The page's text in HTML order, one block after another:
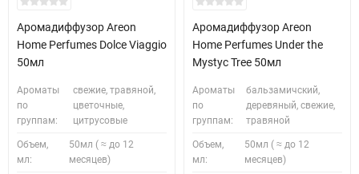
Аромадиффузор Areon
Home Perfumes Dolce Viaggio
50мл
Ароматы
по
группам:
свежие, травяной,
цветочные,
цитрусовые
Объем,
мл:
50мл ( ≈ до 12
месяцев)
Аромадиффузор Areon
Home Perfumes Under the
Mystyc Tree 50мл
Ароматы
по
группам:
бальзамичский,
деревяный, свежие,
травяной
Объем,
мл:
50мл ( ≈ до 12
месяцев)